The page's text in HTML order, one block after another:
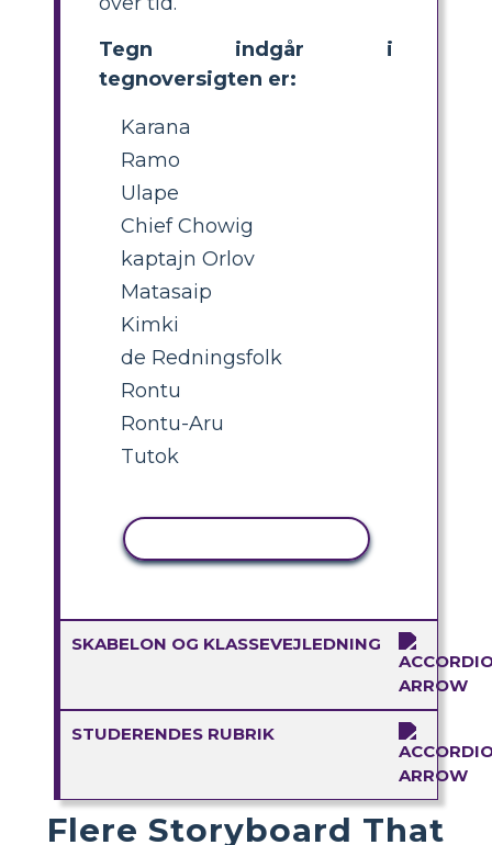
Tegn indgår i
tegnoversigten er:
Karana
Ramo
Ulape
Chief Chowig
kaptajn Orlov
Matasaip
Kimki
de Redningsfolk
Rontu
Rontu-Aru
Tutok
SKABELON OG KLASSEVEJLEDNING
STUDERENDES RUBRIK
Flere Storyboard That